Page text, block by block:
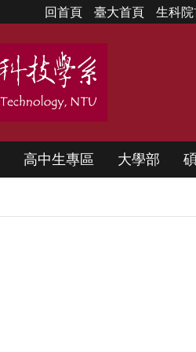
回首頁 臺大首頁 生科
高中生專區 大學部